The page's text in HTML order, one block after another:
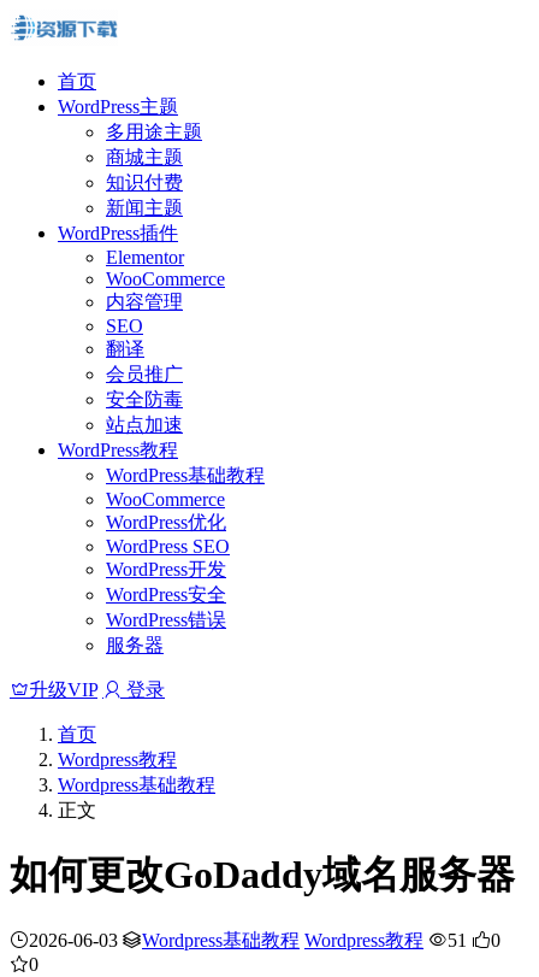
首页
WordPress主题
多用途主题
商城主题
知识付费
新闻主题
WordPress插件
Elementor
WooCommerce
内容管理
SEO
翻译
会员推广
安全防毒
站点加速
WordPress教程
WordPress基础教程
WooCommerce
WordPress优化
WordPress SEO
WordPress开发
WordPress安全
WordPress错误
服务器
升级VIP 登录
首页
Wordpress教程
Wordpress基础教程
正文
如何更改GoDaddy域名服务器
2026-06-03 Wordpress基础教程 Wordpress教程 51
0
0